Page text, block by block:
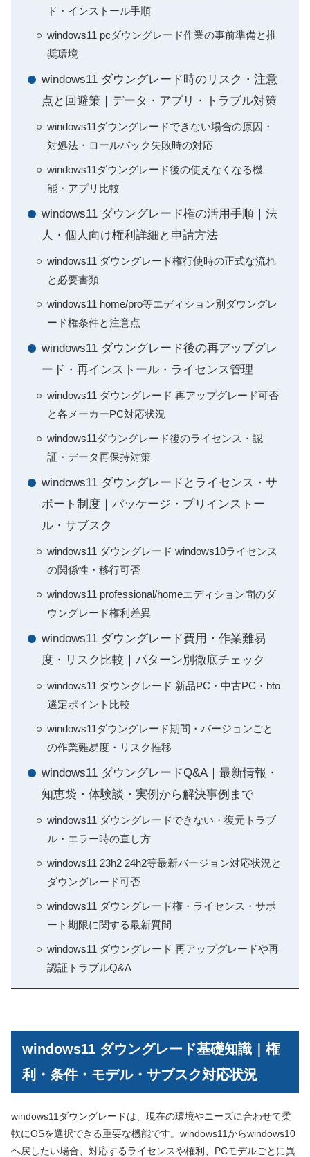
ド・インストール手順
windows11 pcダウングレード作業の事前準備と推
奨環境
windows11 ダウングレード時のリスク・注意
点と回避策｜データ・アプリ・トラブル対策
windows11ダウングレードできない場合の原因・
対処法・ロールバック失敗時の対応
windows11ダウングレード後の使えなくなる機
能・アプリ比較
windows11 ダウングレード権の活用手順｜法
人・個人向け権利詳細と申請方法
windows11 ダウングレード権行使時の正式な流れ
と必要書類
windows11 home/pro等エディション別ダウングレ
ード権条件と注意点
windows11 ダウングレード後の再アップグレ
ード・再インストール・ライセンス管理
windows11 ダウングレード 再アップグレード可否
と各メーカーPC対応状況
windows11ダウングレード後のライセンス・認
証・データ再保持対策
windows11 ダウングレードとライセンス・サ
ポート制度｜パッケージ・プリインストー
ル・サブスク
windows11 ダウングレード windows10ライセンス
の関係性・移行可否
windows11 professional/homeエディション間のダ
ウングレード権利差異
windows11 ダウングレード費用・作業難易
度・リスク比較｜パターン別徹底チェック
windows11 ダウングレード 新品PC・中古PC・bto
選定ポイント比較
windows11ダウングレード期間・バージョンごと
の作業難易度・リスク推移
windows11 ダウングレードQ&A｜最新情報・
知恵袋・体験談・実例から解決事例まで
windows11 ダウングレードできない・復元トラブ
ル・エラー時の直し方
windows11 23h2 24h2等最新バージョン対応状況と
ダウングレード可否
windows11 ダウングレード権・ライセンス・サポ
ート期限に関する最新質問
windows11 ダウングレード 再アップグレードや再
認証トラブルQ&A
windows11 ダウングレード基礎知識｜権
利・条件・モデル・サブスク対応状況
windows11ダウングレードは、現在の環境やニーズに合わせて柔
軟にOSを選択できる重要な機能です。windows11からwindows10
へ戻したい場合、対応するライセンスや権利、PCモデルごとに異